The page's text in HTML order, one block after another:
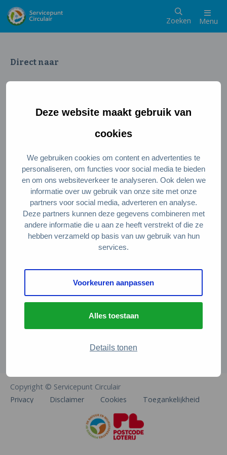
Deze website maakt gebruik van
cookies
We gebruiken cookies om content en advertenties te
personaliseren, om functies voor social media te bieden
en om ons websiteverkeer te analyseren. Ook delen we
informatie over uw gebruik van onze site met onze
partners voor social media, adverteren en analyse.
Deze partners kunnen deze gegevens combineren met
andere informatie die u aan ze heeft verstrekt of die ze
hebben verzameld op basis van uw gebruik van hun
services.
Voorkeuren aanpassen
Alles toestaan
Details tonen
Zoeken Menu
Direct naar
Wat is een circulaire samenleving
Meedoen als ondernemer
Circulaire producten en diensten
Wie zijn wij?
Over ons
Stel je vraag
Servicepunt Team
Veelgestelde vragen
De Natuur en Milieufederaties
Arthur van Schendelstraat 600
info@natuurenmilieufederaties.nl
Copyright © Servicepunt Circulair
Privacy
Disclaimer Cookies Toegankelijkheid